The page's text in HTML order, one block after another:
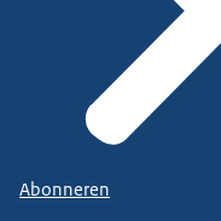
Abonneren